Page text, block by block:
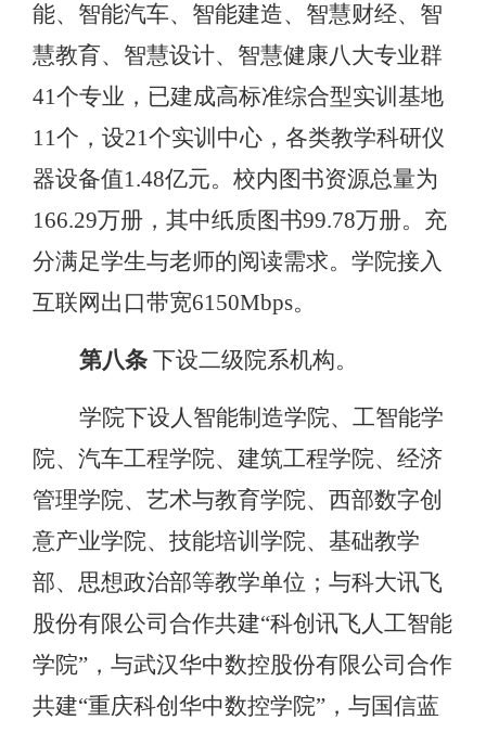
能、智能汽车、智能建造、智慧财经、智
慧教育、智慧设计、智慧健康八大专业群
41个专业，已建成高标准综合型实训基地
11个，设21个实训中心，各类教学科研仪
器设备值1.48亿元。校内图书资源总量为
166.29万册，其中纸质图书99.78万册。充
分满足学生与老师的阅读需求。学院接入
互联网出口带宽6150Mbps。
第八条 下设二级院系机构。
学院下设人智能制造学院、工智能学
院、汽车工程学院、建筑工程学院、经济
管理学院、艺术与教育学院、西部数字创
意产业学院、技能培训学院、基础教学
部、思想政治部等教学单位；与科大讯飞
股份有限公司合作共建“科创讯飞人工智能
学院”，与武汉华中数控股份有限公司合作
共建“重庆科创华中数控学院”，与国信蓝